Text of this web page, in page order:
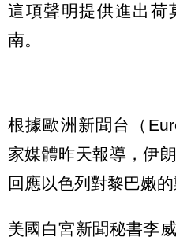
這項聲明提供進出荷
南。
根據歐洲新聞台（
家媒體昨天報導，伊
回應以色列對黎巴嫩的
美國白宮新聞秘書李